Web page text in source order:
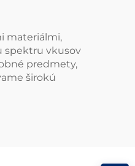
materiálmi,
spektru vkusov
predmety,
širokú